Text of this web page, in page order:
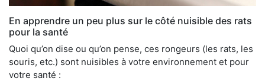
En apprendre un peu plus sur le côté nuisible des rats
pour la santé
Quoi qu’on dise ou qu’on pense, ces rongeurs (les rats, les
souris, etc.) sont nuisibles à votre environnement et pour
votre santé :